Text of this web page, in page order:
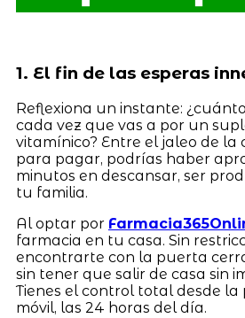
1. El fin de las esperas
Reflexiona un instante:
cada vez que vas a por un
vitamínico? Entre el jaleo de la
para pagar, podrías haber
minutos en descansar, ser
tu familia.
Al optar por
farmacia en tu casa. Sin
encontrarte con la puerta
sin tener que salir de casa sin
Tienes el control total desde
móvil, las 24 horas del día.